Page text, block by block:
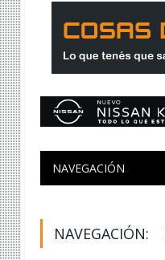
NAVEGACIÓN
NAVEGACIÓN: